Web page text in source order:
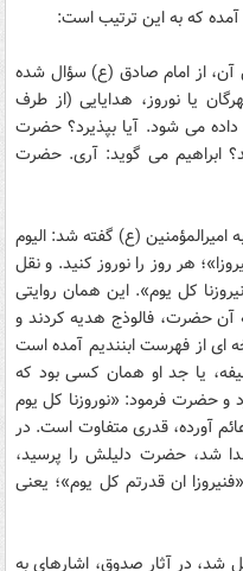
آمده که به اين ترتيب است:
آن، از امام صادق (ع) سؤال شده
يا نوروز، هدايايى (از طرف
مى ‏شود. آيا بپذيرد؟ حضرت
ابراهيم مى ‏گويد: آرى. حضرت
(ع) گفته شد: اليوم
هر روز را نوروز کنيد. و نقل
کل يوم». اين همان روايتى
آن حضرت، فالوذج هديه کردند و
اى از فهرست ابن‏نديم آمده است
يا جد او همان کسى بود که
و حضرت فرمود: «نوروزنا کل يوم
آورده، قدرى متفاوت است. در
شد، حضرت دليلش را پرسيد،
ان قدرتم کل يوم»؛ يعنى
شد، در آثار صدوق، اشاره‏اى به